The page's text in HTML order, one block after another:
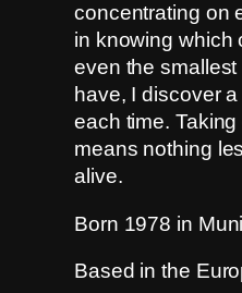
concentrating on
in knowing which
even the
have, I discover
each time.
means nothing
alive.
Born 1978 in
Based in the